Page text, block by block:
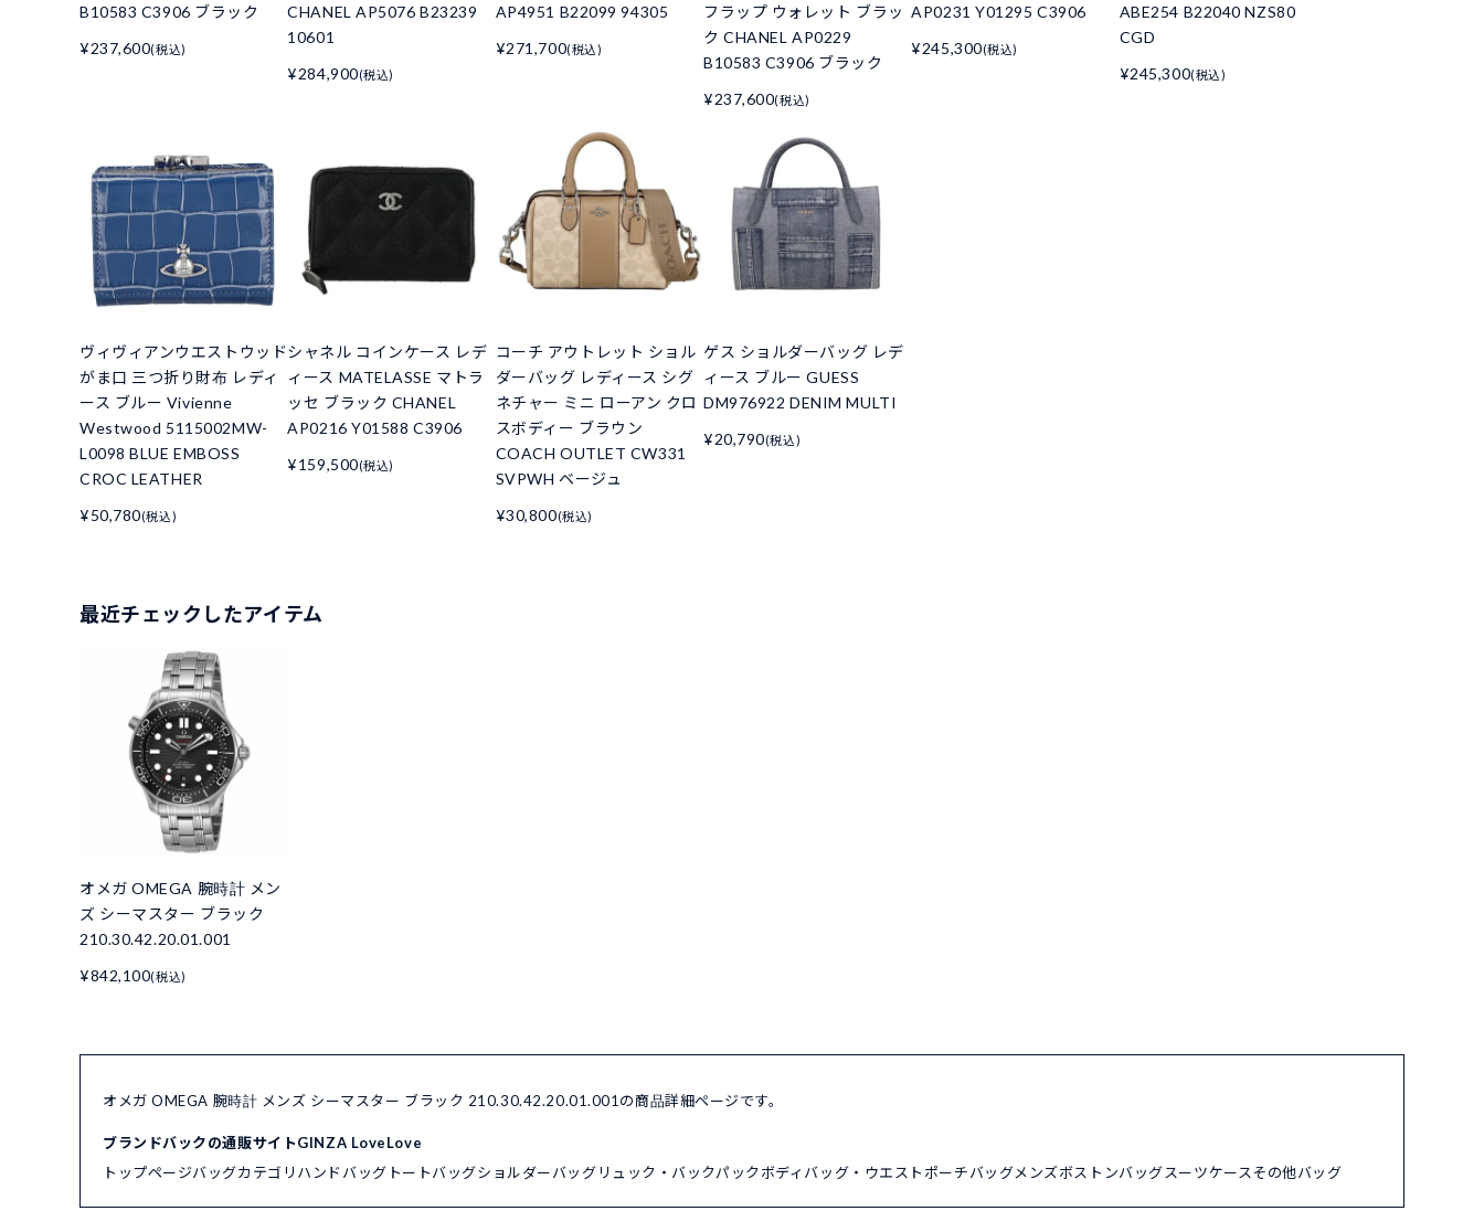
B10583 C3906 ブラック
¥237,600(税込)
CHANEL AP5076 B23239
10601
¥284,900(税込)
AP4951 B22099 94305
¥271,700(税込)
フラップ ウォレット ブラッ
ク CHANEL AP0229
B10583 C3906 ブラック
¥237,600(税込)
AP0231 Y01295 C3906
¥245,300(税込)
ABE254 B22040 NZS80
CGD
¥245,300(税込)
ヴィヴィアンウエストウッド
がま口 三つ折り財布 レディ
ース ブルー Vivienne
Westwood 5115002MW-
L0098 BLUE EMBOSS
CROC LEATHER
¥50,780(税込)
シャネル コインケース レデ
ィース MATELASSE マトラ
ッセ ブラック CHANEL
AP0216 Y01588 C3906
¥159,500(税込)
コーチ アウトレット ショル
ダーバッグ レディース シグ
ネチャー ミニ ローアン クロ
スボディー ブラウン
COACH OUTLET CW331
SVPWH ベージュ
¥30,800(税込)
ゲス ショルダーバッグ レデ
ィース ブルー GUESS
DM976922 DENIM MULTI
¥20,790(税込)
最近チェックしたアイテム
オメガ OMEGA 腕時計 メン
ズ シーマスター ブラック
210.30.42.20.01.001
¥842,100(税込)
オメガ OMEGA 腕時計 メンズ シーマスター ブラック 210.30.42.20.01.001の商品詳細ページです。
ブランドバックの通販サイトGINZA LoveLove
トップページバッグカテゴリ ハンドバッグ トートバッグショルダーバッグリュック・バックパックボディバッグ・ウエストポーチバッグメンズボストンバッグスーツケースその他バッグ